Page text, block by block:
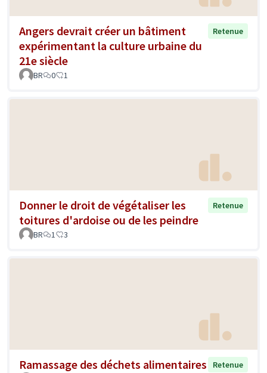
Angers devrait créer un bâtiment
expérimentant la culture urbaine du
21e siècle
Retenue
BR 0 1
Donner le droit de végétaliser les
toitures d'ardoise ou de les peindre
Retenue
BR 1 3
Ramassage des déchets alimentaires
Retenue